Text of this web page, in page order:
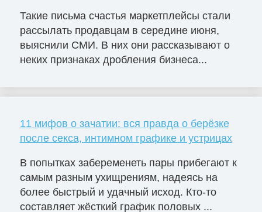
Такие письма счастья маркетплейсы стали
рассылать продавцам в середине июня,
выяснили СМИ. В них они рассказывают о
неких признаках дробления бизнеса...
11 мифов о зачатии: вся правда о берёзке
после секса, интимном графике и устрицах
В попытках забеременеть пары прибегают к
самым разным ухищрениям, надеясь на
более быстрый и удачный исход. Кто-то
составляет жёсткий график половых ...